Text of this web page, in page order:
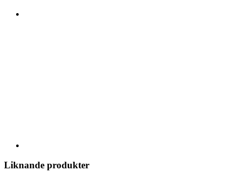
Liknande produkter